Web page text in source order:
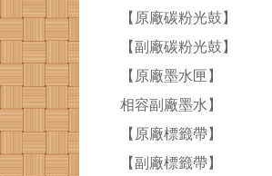
【原廠碳粉光鼓】
【副廠碳粉光鼓】
【原廠墨水匣】
相容副廠墨水】
【原廠標籤帶】
【副廠標籤帶】